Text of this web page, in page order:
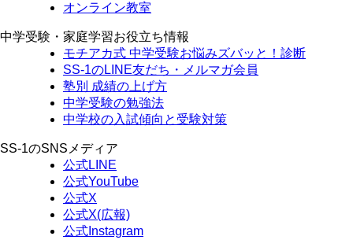
オンライン教室
中学受験・家庭学習お役立ち情報
モチアカ式 中学受験お悩みズバッと！診断
SS-1のLINE友だち・メルマガ会員
塾別 成績の上げ方
中学受験の勉強法
中学校の入試傾向と受験対策
SS-1のSNSメディア
公式LINE
公式YouTube
公式X
公式X(広報)
公式Instagram